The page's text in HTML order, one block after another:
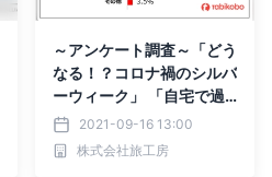
～アンケート調査～「どう
なる！？コロナ禍のシルバ
ーウィーク」 「自宅で過
ごす」が6割強 ワクチン
接種が進むも自粛の傾向
ワクチン接種後にしたいこ
2021-09-16 13:00
株式会社旅工房